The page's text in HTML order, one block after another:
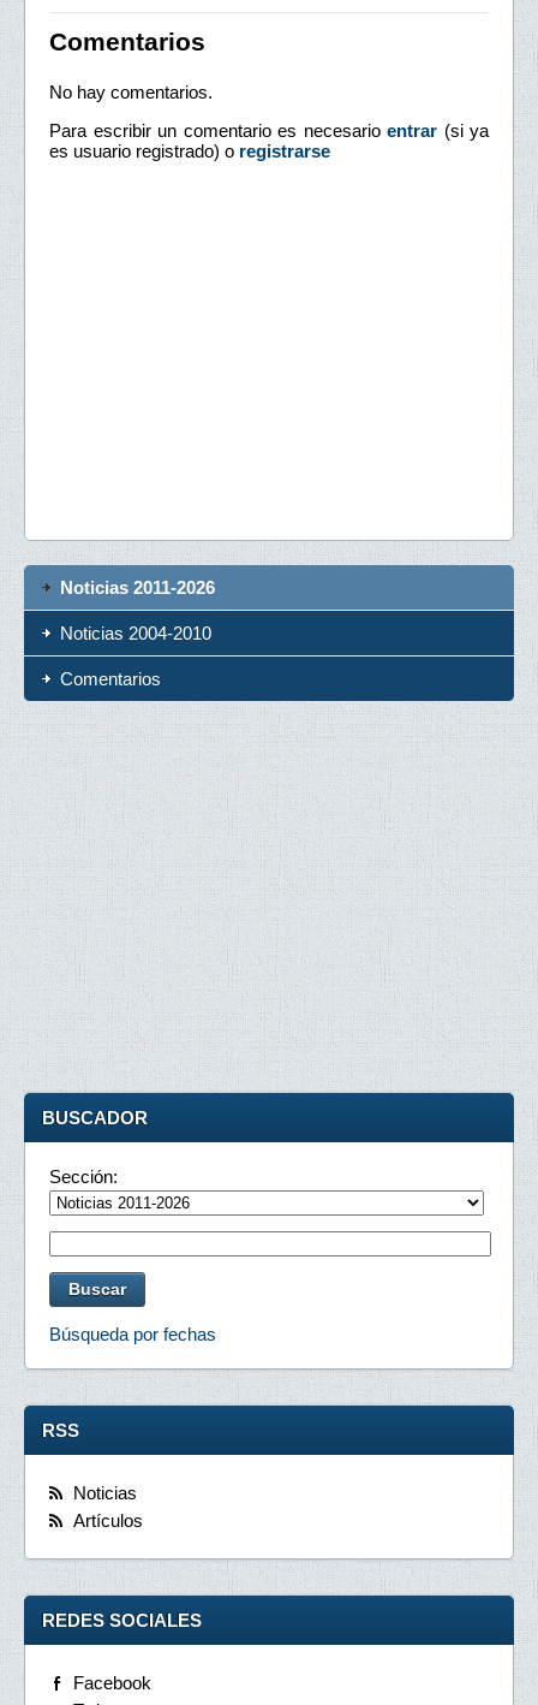
Comentarios
No hay comentarios.
Para escribir un comentario es necesario entrar (si ya
es usuario registrado) o registrarse
Noticias 2011-2026
Noticias 2004-2010
Comentarios
BUSCADOR
Sección:
Búsqueda por fechas
RSS
Noticias
Artículos
REDES SOCIALES
Facebook